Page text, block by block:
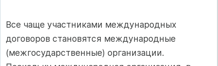
Все чаще участниками международных
договоров становятся международные
(межгосударственные) организации.